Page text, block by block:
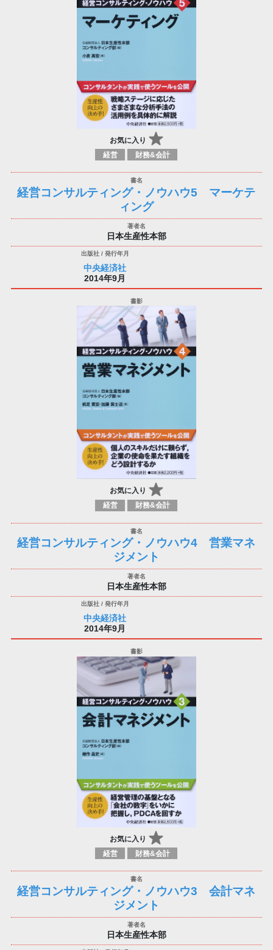
お気に入り
経営 財務&会計
経営コンサルティング・ノウハウ5 マーケテ
ィング
日本生産性本部
中央経済社
2014年9月
お気に入り
経営 財務&会計
経営コンサルティング・ノウハウ4 営業マネ
ジメント
日本生産性本部
中央経済社
2014年9月
お気に入り
経営 財務&会計
経営コンサルティング・ノウハウ3 会計マネ
ジメント
日本生産性本部